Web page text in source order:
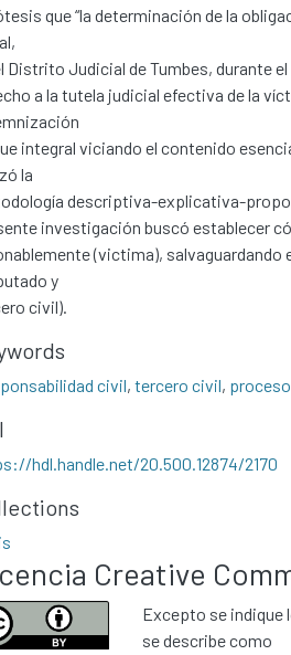
que “la determinación de la
Distrito Judicial de Tumbes, durante
a la tutela judicial efectiva de la
integral viciando el contenido
la
descriptiva-explicativa-
investigación buscó establecer
(victima), salvaguardando
y
civil).
civil, tercero civil,
hdl.handle.net/20.500.12874/2170
Creative
Excepto se indique
se describe como